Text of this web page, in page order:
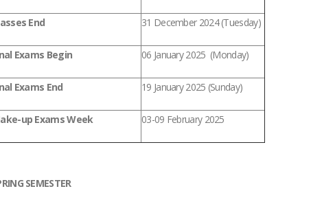
End 31 December 2024 (Tuesday)
Exams Begin 06 January 2025 (Monday)
Exams End 19 January 2025 (Sunday)
up Exams Week 03-09 February 2025
SEMESTER